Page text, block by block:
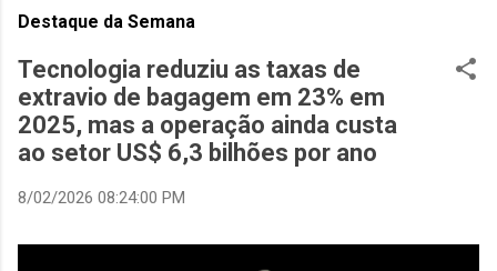
Destaque da Semana
Tecnologia reduziu as taxas de
extravio de bagagem em 23% em
2025, mas a operação ainda custa
ao setor US$ 6,3 bilhões por ano
8/02/2026 08:24:00 PM